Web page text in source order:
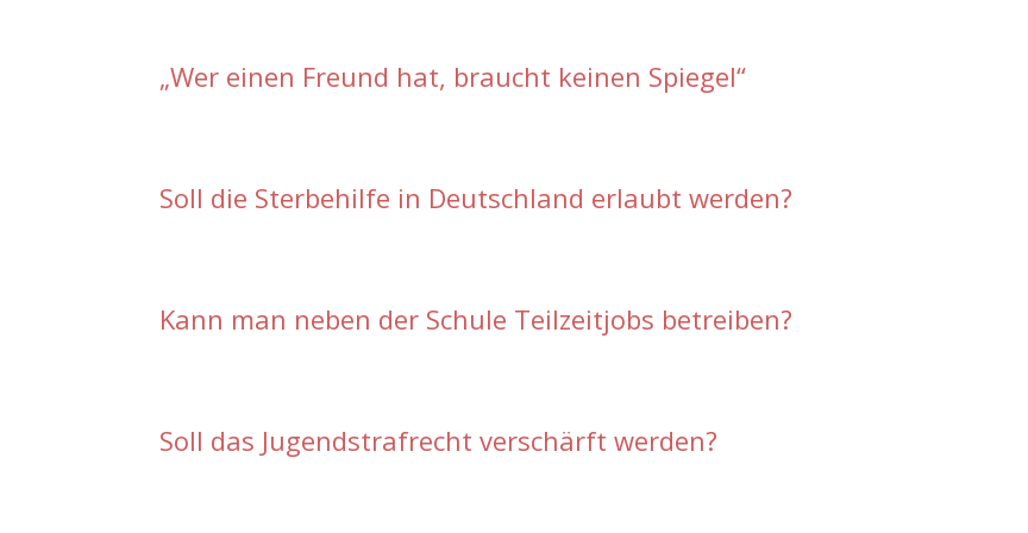
„Wer einen Freund hat, braucht keinen Spiegel“
Soll die Sterbehilfe in Deutschland erlaubt werden?
Kann man neben der Schule Teilzeitjobs betreiben?
Soll das Jugendstrafrecht verschärft werden?